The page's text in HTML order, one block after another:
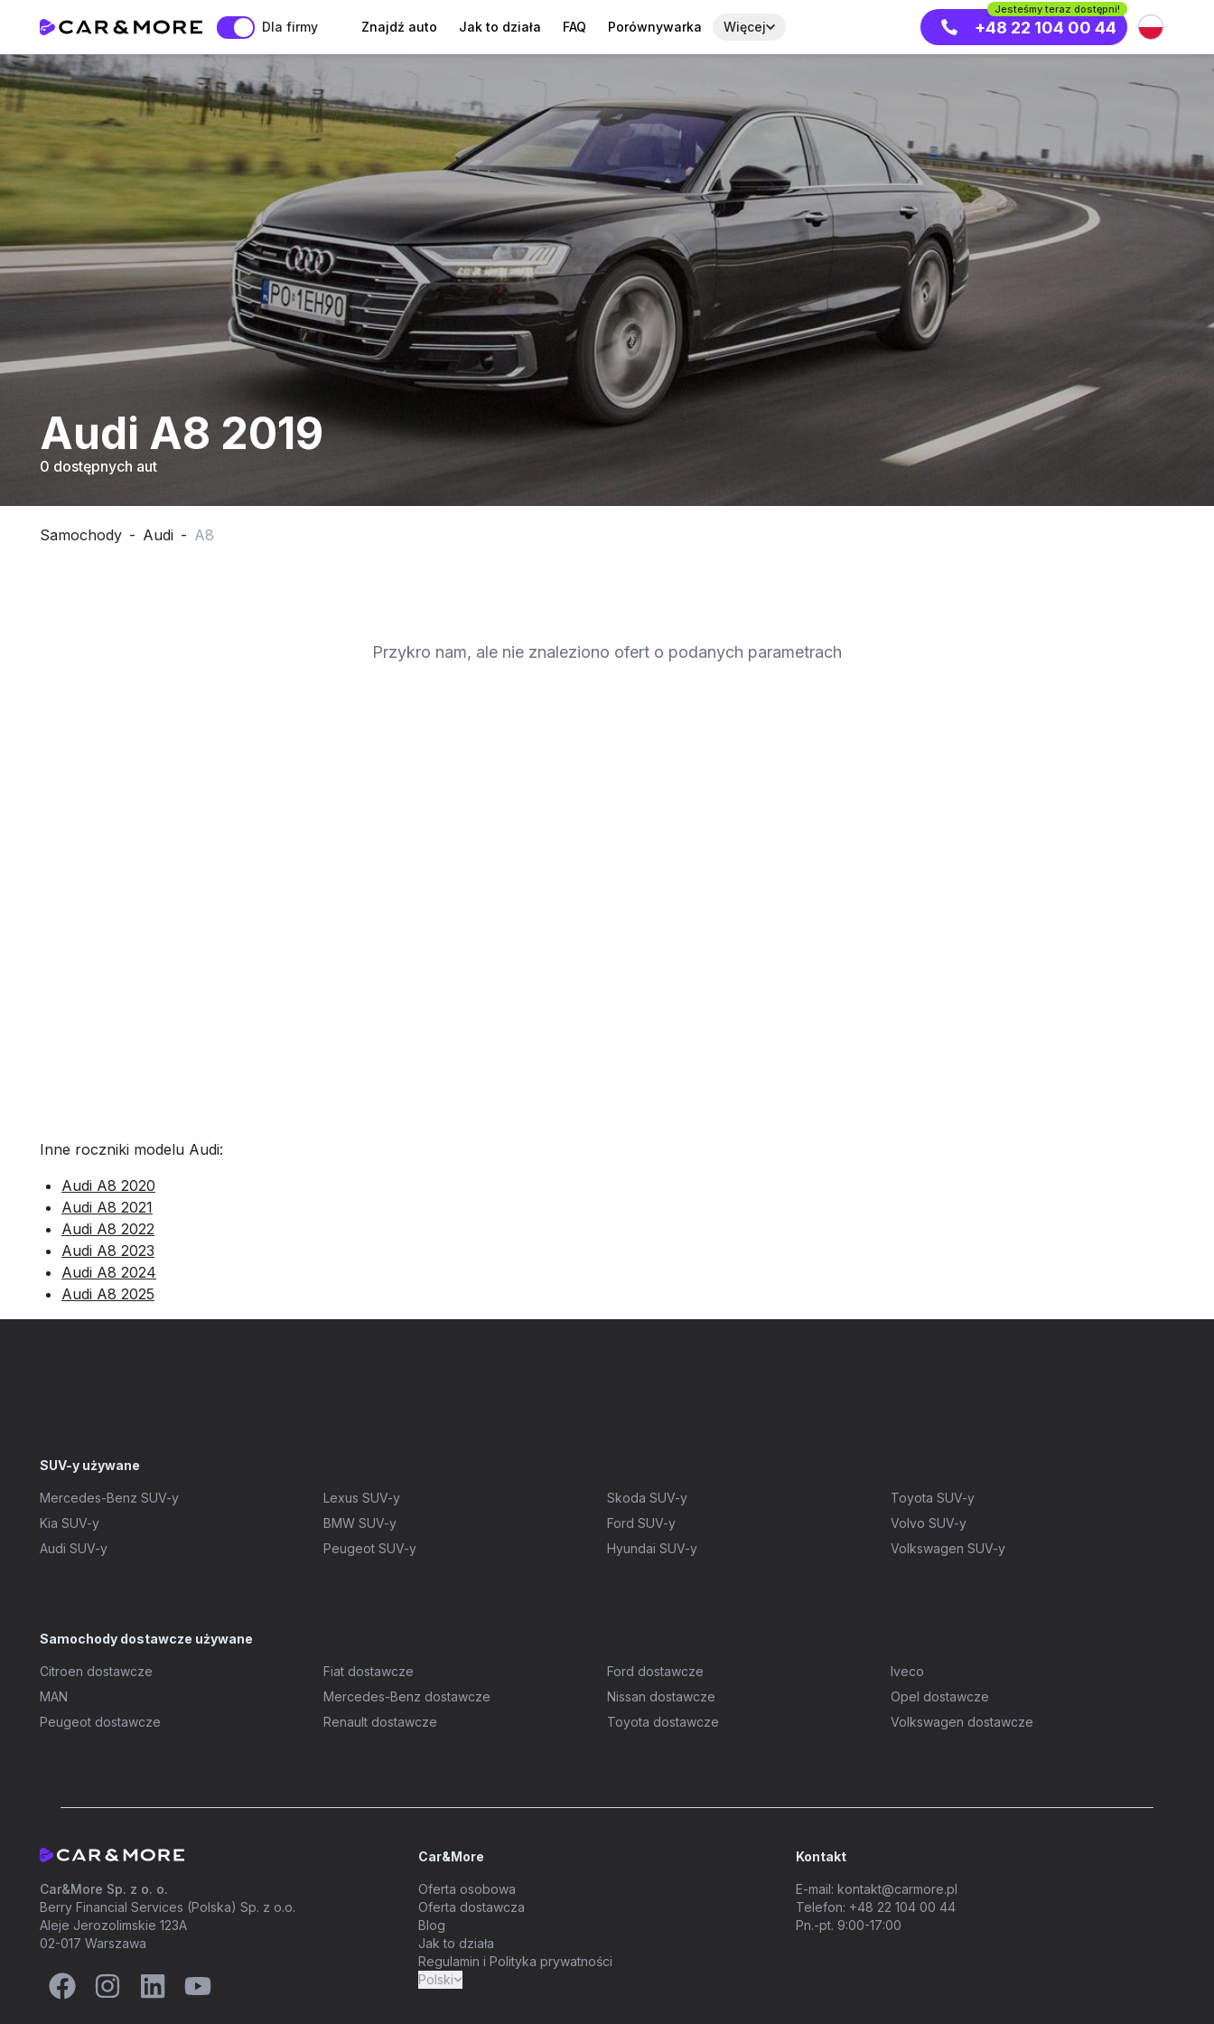
Dla firmy Znajdź auto Jak to działa FAQ Porównywarka Więcej +48 22 104 00 44
Jesteśmy teraz dostępni!
Audi A8 2019
0 dostępnych aut
Samochody - Audi - A8
Przykro nam, ale nie znaleziono ofert o podanych parametrach
Inne roczniki modelu Audi:
Audi A8 2020
Audi A8 2021
Audi A8 2022
Audi A8 2023
Audi A8 2024
Audi A8 2025
SUV-y używane
Mercedes-Benz SUV-y Lexus SUV-y Skoda SUV-y
Toyota SUV-y
Kia SUV-y
BMW SUV-y Ford SUV-y
Volvo SUV-y
Audi SUV-y
Peugeot SUV-y Hyundai SUV-y Volkswagen SUV-y
Samochody dostawcze używane
Citroen dostawcze Fiat dostawcze Ford dostawcze
Iveco
MAN
Mercedes-Benz dostawcze Nissan dostawcze
Opel dostawcze
Peugeot dostawcze
Renault dostawcze Toyota dostawcze Volkswagen dostawcze
Car&More Sp. z o. o.
Berry Financial Services (Polska) Sp. z o.o.
Aleje Jerozolimskie 123A
02-017 Warszawa
Car&More
Oferta osobowa
Oferta dostawcza
Blog
Jak to działa
Regulamin i Polityka prywatności
Polski
Kontakt
E-mail: kontakt@carmore.pl
Telefon: +48 22 104 00 44
Pn.-pt. 9:00-17:00